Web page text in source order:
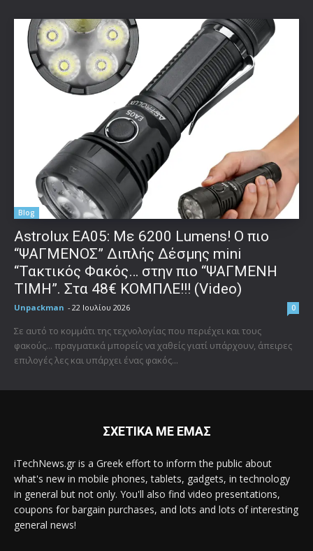
Blog
Astrolux ΕΑ05: Με 6200 Lumens! Ο πιο
“ΨΑΓΜΕΝΟΣ” Διπλής Δέσμης mini
“Τακτικός Φακός… στην πιο “ΨΑΓΜΕΝΗ
ΤΙΜΗ”. Στα 48€ ΚΟΜΠΛΕ!!! (Video)
Unpackman - 22 Ιουλίου 2026 0
Σε αυτό το κομμάτι της τεχνολογίας που περιέχει και τους
φακούς... πραγματικά μπορείς να χαθείς γιατί υπάρχουν, άπειρες
επιλογές λες και υπάρχει ένας φακός...
ΣΧΕΤΙΚΑ ΜΕ ΕΜΑΣ
iTechNews.gr is a Greek effort to inform the public about
what's new in mobile phones, tablets, gadgets, in technology
in general but not only. You'll also find video presentations,
coupons for bargain purchases, and lots and lots of interesting
general news!